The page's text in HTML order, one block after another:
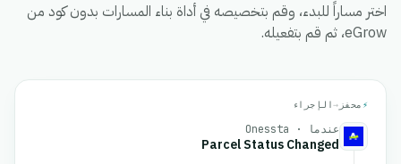
اختر مساراً للبدء، وقم بتخصيصه في أداة بناء المسارات بدون كود من
eGrow، ثم قم بتفعيله.
⚡ محفز →الإجراء
عندما · Onessta
Parcel Status Changed